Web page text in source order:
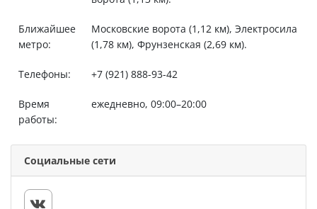
Ближайшее
метро:
Московские ворота (1,12 км), Электросила
(1,78 км), Фрунзенская (2,69 км).
Телефоны: +7 (921) 888-93-42
Время
работы:
ежедневно, 09:00–20:00
Социальные сети